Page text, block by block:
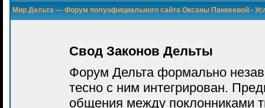
Мир Дельта — Форум полуофициального сайта Оксаны Панкеевой -
Свод Законов Дельты
Форум Дельта формально
тесно с ним интегрирован.
общения между поклонниками